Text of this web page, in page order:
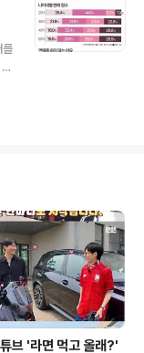
를
브 '라면 먹고 올래?'